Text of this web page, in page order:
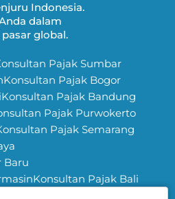
Indonesia.
dalam
global.
Pajak Sumbar
Konsultan Pajak Bogor
Konsultan Pajak Bandung
Pajak Purwokerto
Pajak Semarang
Baru
Konsultan Pajak Bali